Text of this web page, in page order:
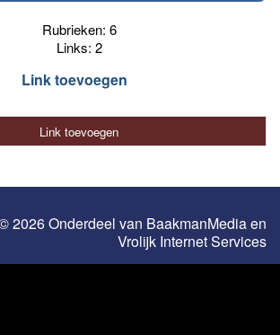
Rubrieken: 6
Links: 2
Link toevoegen
Link toevoegen
2026 Onderdeel van BaakmanMediaen
Vrolijk Internet Services